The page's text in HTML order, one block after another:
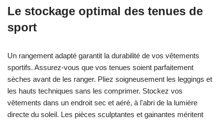
Le stockage optimal des tenues de
sport
Un rangement adapté garantit la durabilité de vos vêtements
sportifs. Assurez-vous que vos tenues soient parfaitement
sèches avant de les ranger. Pliez soigneusement les leggings et
les hauts techniques sans les comprimer. Stockez vos
vêtements dans un endroit sec et aéré, à l'abri de la lumière
directe du soleil. Les pièces sculptantes et gainantes méritent